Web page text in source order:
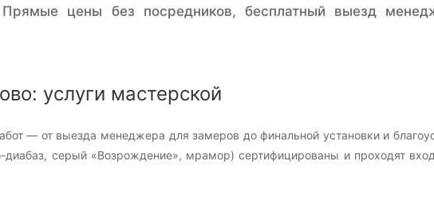
цены без посредников, бесплатный выезд
услуги мастерской
— от выезда менеджера для замеров до финальной установки и
диабаз, серый «Возрождение», мрамор) сертифицированы и проходят